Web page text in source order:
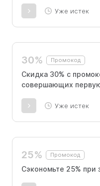
Уже истек
30% Промокод
Скидка 30% с
совершающих
Уже истек
25% Промокод
Сэкономьте 25% при